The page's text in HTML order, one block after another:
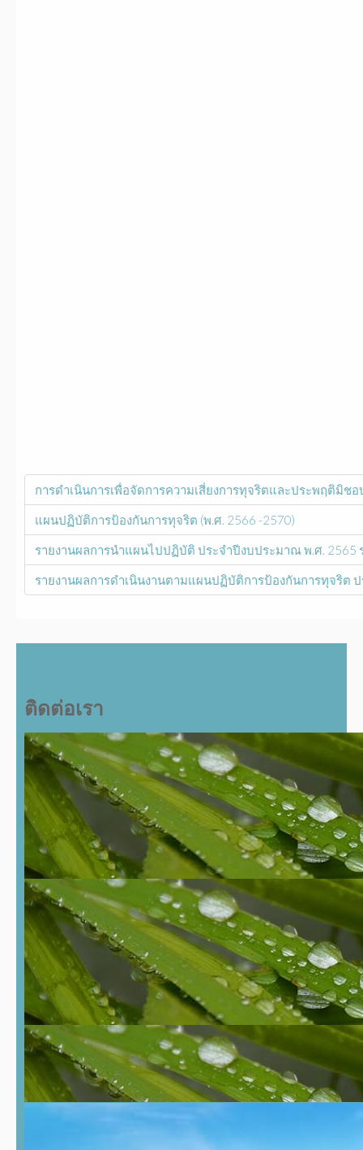
การดำเนินการเพื่อจัดการความเสี่ยงการทุจริตและประพฤติมิชอ
แผนปฏิบัติการป้องกันการทุจริต (พ.ศ. 2566 -2570)
รายงานผลการนำแผนไปปฏิบัติ ประจำปีงบประมาณ พ.ศ. 2565
รายงานผลการดำเนินงานตามแผนปฏิบัติการป้องกันการทุจริต
ติดต่อเรา